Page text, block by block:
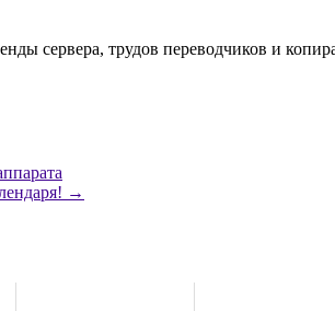
сервера, трудов переводчиков и
→